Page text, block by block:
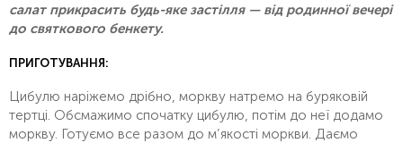
салат прикрасить будь-яке застілля — від родинної вечері
до святкового бенкету.
ПРИГОТУВАННЯ:
Цибулю наріжемо дрібно, моркву натремо на буряковій
тертці. Обсмажимо спочатку цибулю, потім до неї додамо
моркву. Готуємо все разом до м’якості моркви. Даємо